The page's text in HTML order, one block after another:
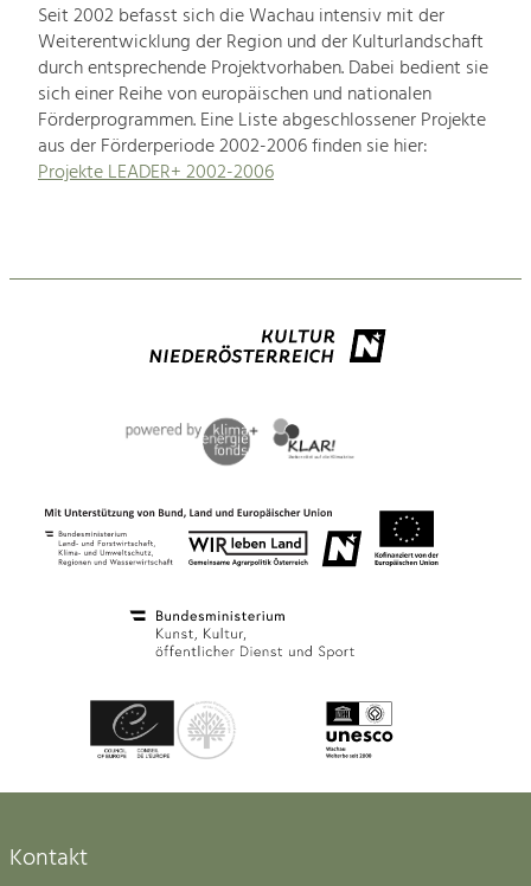
Seit 2002 befasst sich die Wachau intensiv mit der
Weiterentwicklung der Region und der Kulturlandschaft
durch entsprechende Projektvorhaben. Dabei bedient sie
sich einer Reihe von europäischen und nationalen
Förderprogrammen. Eine Liste abgeschlossener Projekte
aus der Förderperiode 2002-2006 finden sie hier:
Projekte LEADER+ 2002-2006
Kontakt